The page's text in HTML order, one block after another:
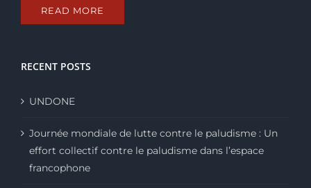
READ MORE
RECENT POSTS
UNDONE
Journée mondiale de lutte contre le paludisme : Un
effort collectif contre le paludisme dans l’espace
francophone